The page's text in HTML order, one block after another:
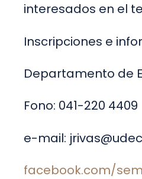
interesados en el
Inscripciones e
Departamento de
Fono: 041-220 4409
e-mail:
facebook.com/